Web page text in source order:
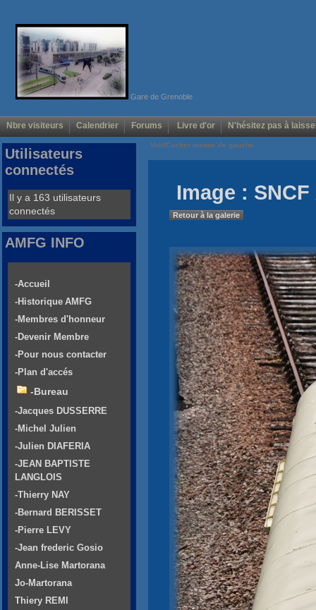
Gare de Grenoble
Nbre visiteurs Calendrier Forums Livre d'or N'hésitez pas à
Voir/Cacher menus de gauche
Image :
Retour à la galerie
Utilisateurs
connectés
Il y a 163 utilisateurs
connectés
AMFG INFO
-Accueil
-Historique AMFG
-Membres d'honneur
-Devenir Membre
-Pour nous contacter
-Plan d'accés
-Bureau
-Jacques DUSSERRE
-Michel Julien
-Julien DIAFERIA
-JEAN BAPTISTE
LANGLOIS
-Thierry NAY
-Bernard BERISSET
-Pierre LEVY
-Jean frederic Gosio
Anne-Lise Martorana
Jo-Martorana
Thiery REMI